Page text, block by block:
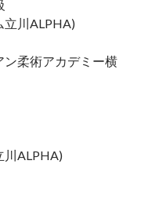
川ALPHA)
柔術アカデミー横
ALPHA)